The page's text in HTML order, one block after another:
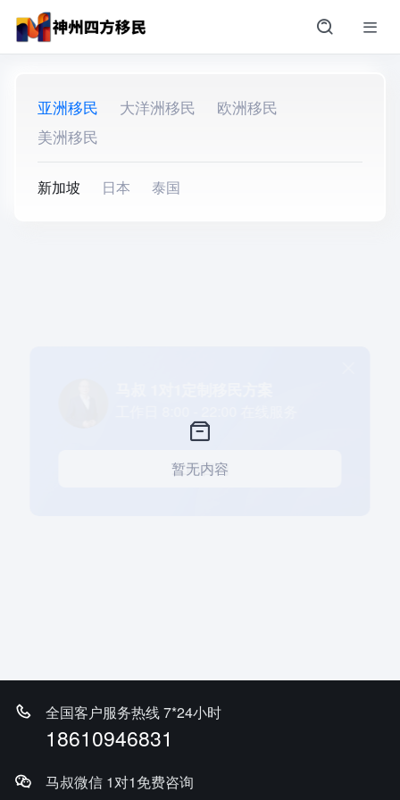
亚洲移民 大洋洲移民
欧洲移民
美洲移民
新加坡 日本 泰国
暂无内容
全国客户服务热线 7*24小时
18610946831
马叔微信 1对1免费咨询
工作日 8:00 - 22:00 在线服务